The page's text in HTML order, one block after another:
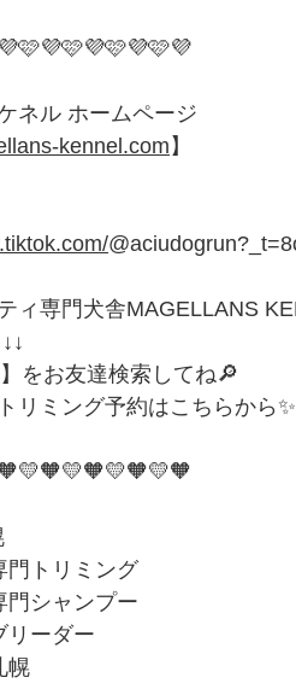
ネル ホームページ
kennel.com】
ィ専門犬舎MAGELLANS
】をお友達検索してね🔎
リミング予約はこちらから✨
門トリミング
門シャンプー
リーダー
幌